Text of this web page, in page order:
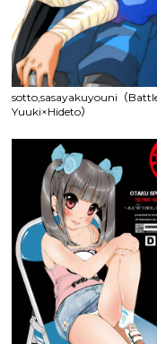
sotto,sasayakuyouni（
Yuuki×Hideto）